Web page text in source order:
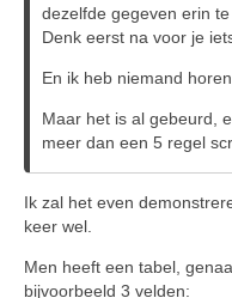
dezelfde gegeven erin te
Denk eerst na voor je
En ik heb niemand
Maar het is al gebeurd,
meer dan een 5 regel
Ik zal het even
keer wel.
Men heeft een tabel,
bijvoorbeeld 3 velden: